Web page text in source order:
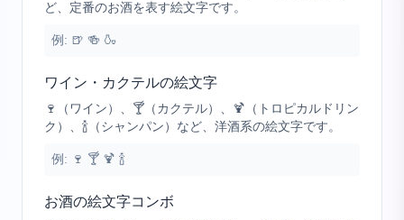
ど、定番のお酒を表す絵文字です。
例: 🍺 🍻 🍶
ワイン・カクテルの絵文字
🍷（ワイン）、🍸（カクテル）、🍹（トロピカルドリン
ク）、🍾（シャンパン）など、洋酒系の絵文字です。
例: 🍷 🍸 🍹 🍾
お酒の絵文字コンボ